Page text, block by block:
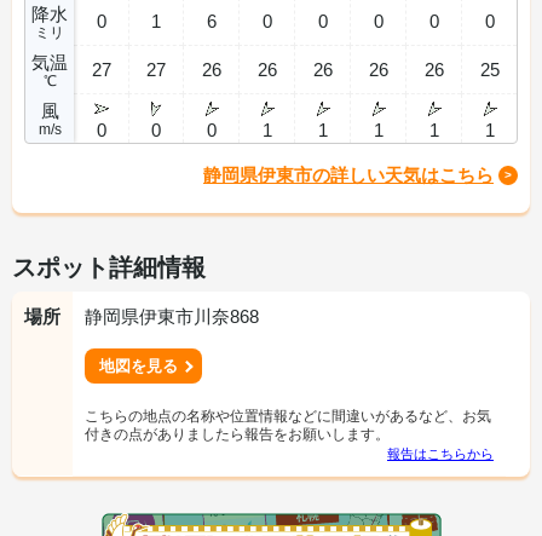
降水
ミリ
気温
℃
風
m/s
0
27
0
1
27
0
6
26
0
0
26
1
0
26
1
0
26
1
0
26
1
0
25
1
静岡県伊東市の詳しい天気はこちら
スポット詳細情報
場所 静岡県伊東市川奈868
地図を見る
こちらの地点の名称や位置情報などに間違いがあるなど、お気
付きの点がありましたら報告をお願いします。
報告はこちらから